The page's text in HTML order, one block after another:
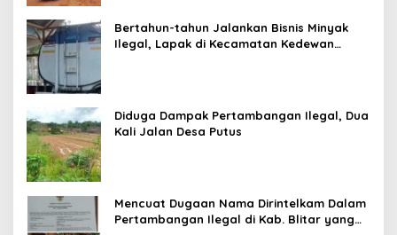
Bertahun-tahun Jalankan Bisnis Minyak
Ilegal, Lapak di Kecamatan Kedewan
Diduga Dampak Pertambangan Ilegal, Dua
Kali Jalan Desa Putus
Mencuat Dugaan Nama Dirintelkam Dalam
Pertambangan Ilegal di Kab. Blitar yang